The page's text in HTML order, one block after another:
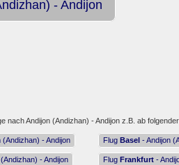
- Andijon
nach Andijon (Andizhan) - Andijon z.B. ab
(Andizhan) - Andijon Flug Basel - Andijon
- Andijon Flug Frankfurt -